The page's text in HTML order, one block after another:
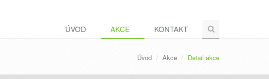
ÚVOD AKCE KONTAKT
Úvod Akce Detail akce